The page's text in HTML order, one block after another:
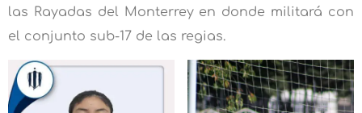
las Rayadas del Monterrey en donde militará con
el conjunto sub-17 de las regias.